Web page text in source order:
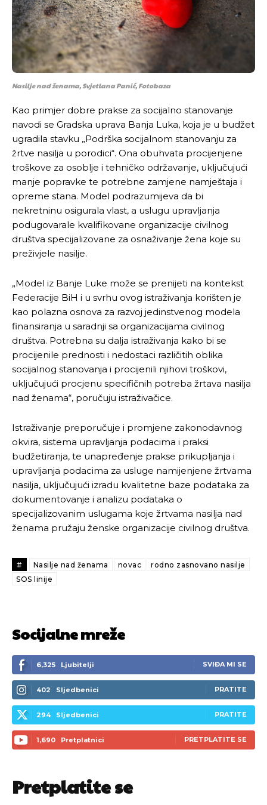
[wpuf_form id=”7463”]
[wpuf_form id=”7463”]
Nasilje nad ženama, Svjetlana Panić, Fotobaza
Kao primjer dobre prakse za socijalno stanovanje
navodi se Gradska uprava Banja Luka, koja je u budžet
ugradila stavku „Podrška socijalnom stanovanju za
žrtve nasilja u porodici“. Ona obuhvata procijenjene
troškove za osoblje i tehničko održavanje, uključujući
manje popravke te potrebne zamjene namještaja i
opreme stana. Model podrazumijeva da bi
nekretninu osigurala vlast, a uslugu upravljanja
podugovarale kvalifikovane organizacije civilnog
društva specijalizovane za osnaživanje žena koje su
preživjele nasilje.
„Model iz Banje Luke može se prenijeti na kontekst
Federacije BiH i u svrhu ovog istraživanja korišten je
kao polazna osnova za razvoj jedinstvenog modela
finansiranja u saradnji sa organizacijama civilnog
društva. Potrebna su dalja istraživanja kako bi se
procijenile prednosti i nedostaci različitih oblika
socijalnog stanovanja i procijenili njihovi troškovi,
uključujući procjenu specifičnih potreba žrtava nasilja
nad ženama“, poručuju istraživačice.
Istraživanje preporučuje i promjene zakonodavnog
okvira, sistema upravljanja podacima i praksi
budžetiranja, te unapređenje prakse prikupljanja i
upravljanja podacima za usluge namijenjene žrtvama
nasilja, uključujući izradu kvalitetne baze podataka za
dokumentovanje i analizu podataka o
specijalizovanim uslugama koje žrtvama nasilja nad
ženama pružaju ženske organizacije civilnog društva.
# Nasilje nad ženama novac
rodno zasnovano nasilje
SOS linije
Socijalne mreže
6,325 Ljubitelji SVIĐA MI SE
402 Sljedbenici PRATITE
294 Sljedbenici PRATITE
1,690 Pretplatnici PRETPLATITE SE
Pretplatite se